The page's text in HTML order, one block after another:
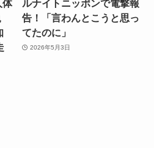
体
ルナイトニッポンで電撃報
告！「言わんとこうと思っ
てたのに」
2026年5月3日